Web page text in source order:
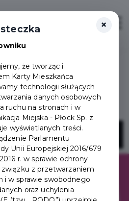
Login/Rejestracja ×
że tworząc i
Karty Mieszkańca
technologii służących
danych osobowych
ruchu na stronach i w
Miejska - Płock Sp. z
wyświetlanych treści.
Parlamentu
Unii Europejskiej 2016/679
r. w sprawie ochrony
z przetwarzaniem
i w sprawie swobodnego
oraz uchylenia